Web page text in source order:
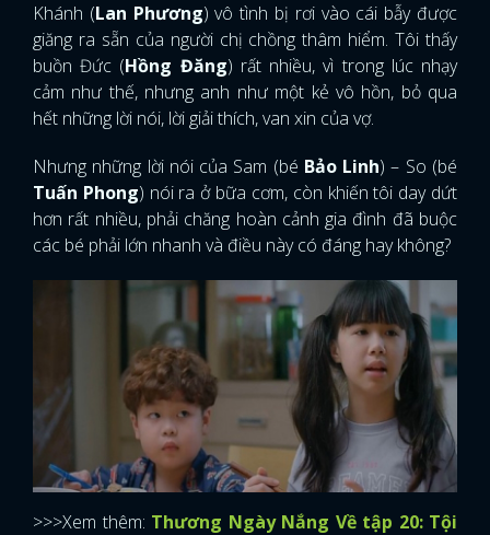
Khánh (Lan Phương) vô tình bị rơi vào cái bẫy được
giăng ra sẵn của người chị chồng thâm hiểm. Tôi thấy
buồn Đức (Hồng Đăng) rất nhiều, vì trong lúc nhạy
cảm như thế, nhưng anh như một kẻ vô hồn, bỏ qua
hết những lời nói, lời giải thích, van xin của vợ.
Nhưng những lời nói của Sam (bé Bảo Linh) – So (bé
Tuấn Phong) nói ra ở bữa cơm, còn khiến tôi day dứt
hơn rất nhiều, phải chăng hoàn cảnh gia đình đã buộc
các bé phải lớn nhanh và điều này có đáng hay không?
>>>Xem thêm: Thương Ngày Nắng Về tập 20: Tội